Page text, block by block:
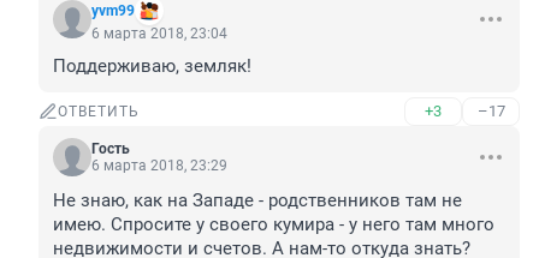
yvm99
6 марта 2018, 23:04
Поддерживаю, земляк!
ОТВЕТИТЬ +3 –17
Гость
6 марта 2018, 23:29
Не знаю, как на Западе - родственников там не
имею. Спросите у своего кумира - у него там много
недвижимости и счетов. А нам-то откуда знать?